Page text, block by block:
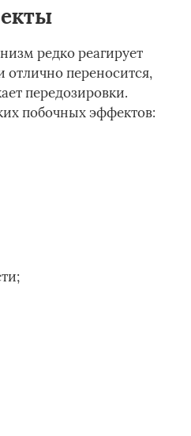
редко реагирует
отлично переносится,
передозировки.
побочных эффектов: